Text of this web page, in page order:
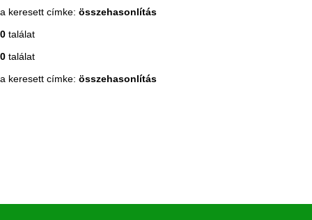
a keresett címke: összehasonlítás
0 találat
0 találat
a keresett címke: összehasonlítás